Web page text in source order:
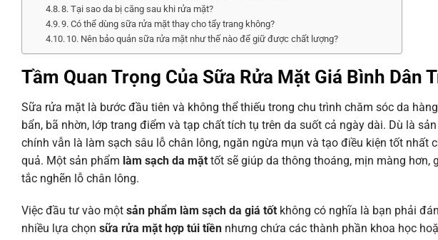
8. Tại sao da bị căng sau khi rửa mặt?
9. Có thể dùng sữa rửa mặt thay cho tẩy trang không?
10. Nên bảo quản sữa rửa mặt như thế nào để giữ được chất lượng?
Tầm Quan Trọng Của Sữa Rửa Mặt Giá Bình Dân
Sữa rửa mặt là bước đầu tiên và không thể thiếu trong chu trình chăm sóc da
bẩn, bã nhờn, lớp trang điểm và tạp chất tích tụ trên da suốt cả ngày dài. Dù là
chính vẫn là làm sạch sâu lỗ chân lông, ngăn ngừa mụn và tạo điều kiện tốt nhất
quả. Một sản phẩm làm sạch da mặt tốt sẽ giúp da thông thoáng, mịn màng hơn,
tắc nghẽn lỗ chân lông.
Việc đầu tư vào một sản phẩm làm sạch da giá tốt không có nghĩa là bạn phải
nhiều lựa chọn sữa rửa mặt hợp túi tiền nhưng chứa các thành phần khoa học